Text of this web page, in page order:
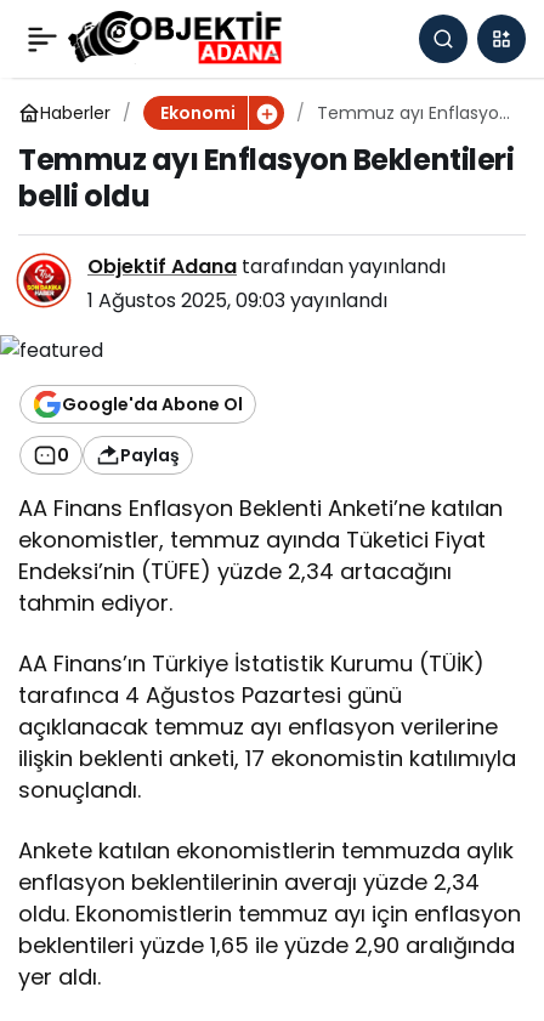
Haberler Ekonomi
Temmuz ayı Enflasyon
Temmuz ayı Enflasyon Beklentileri
belli oldu
Objektif Adana tarafından yayınlandı
1 Ağustos 2025, 09:03yayınlandı
Google'da Abone Ol
0 Paylaş
AA Finans Enflasyon Beklenti Anketi’ne katılan
ekonomistler, temmuz ayında Tüketici Fiyat
Endeksi’nin (TÜFE) yüzde 2,34 artacağını
tahmin ediyor.
AA Finans’ın Türkiye İstatistik Kurumu (TÜİK)
tarafınca 4 Ağustos Pazartesi günü
açıklanacak temmuz ayı enflasyon verilerine
ilişkin beklenti anketi, 17 ekonomistin katılımıyla
sonuçlandı.
Ankete katılan ekonomistlerin temmuzda aylık
enflasyon beklentilerinin averajı yüzde 2,34
oldu. Ekonomistlerin temmuz ayı için enflasyon
beklentileri yüzde 1,65 ile yüzde 2,90 aralığında
yer aldı.
Temmuz ayı Enflasyon
Beklentileri belli oldu